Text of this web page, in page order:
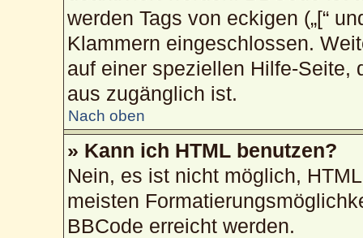
werden Tags von eckigen („[“
Klammern eingeschlossen.
auf einer speziellen Hilfe-Seite,
aus zugänglich ist.
Nach oben
» Kann ich HTML benutzen?
Nein, es ist nicht möglich,
meisten
BBCode erreicht werden.